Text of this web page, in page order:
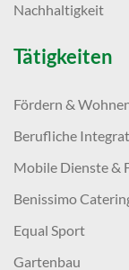
Nachhaltigkeit
Tätigkeiten
Fördern &
Berufliche
Mobile Dienste &
Benissimo
Equal Sport
Gartenbau